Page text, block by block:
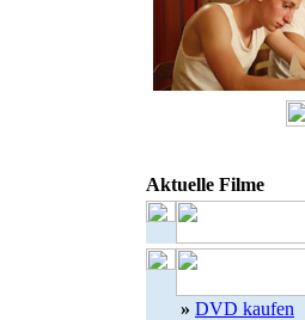
Aktuelle Filme
» DVD kaufen